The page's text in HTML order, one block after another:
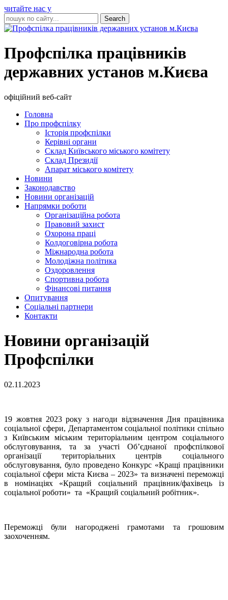
читайте нас у
Профспілка працівників
державних установ м.Києва
офіційний веб-сайт
Головна
Про профспілку
Історія профспілки
Керівні органи
Склад Київського міського комітету
Склад Президії
Апарат міського комітету
Новини
Законодавство
Новини організацій
Напрямки роботи
Організаційна робота
Правовий захист
Охорона праці
Колдоговірна робота
Міжнародна робота
Молодіжна політика
Оздоровлення
Спортивна робота
Фінансові питання
Опитування
Соціальні партнери
Контакти
Новини організацій
Профспілки
02.11.2023
19 жовтня 2023 року з нагоди відзначення Дня працівника
соціальної сфери, Департаментом соціальної політики спільно
з Київським міським територіальним центром соціального
обслуговування, та за участі Об’єднаної профспілкової
організації територіальних центрів соціального
обслуговування, було проведено Конкурс «Кращі працівники
соціальної сфери міста Києва – 2023» та визначені переможці
в номінаціях «Кращий соціальний працівник/фахівець із
соціальної роботи» та «Кращий соціальний робітник».
Переможці були нагороджені грамотами та грошовим
заохоченням.